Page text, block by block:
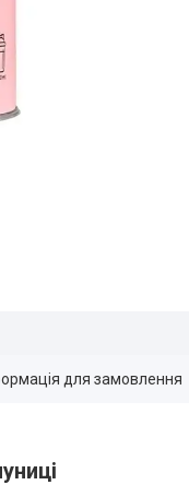
для замовлення